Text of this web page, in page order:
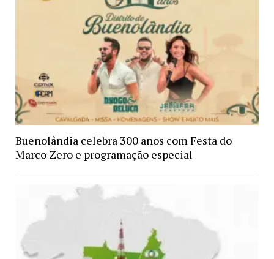
Buenolândia celebra 300 anos com Festa do
Marco Zero e programação especial